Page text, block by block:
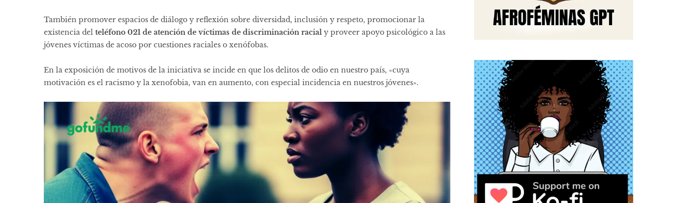
También promover espacios de diálogo y reflexión sobre diversidad, inclusión y respeto, promocionar la
existencia del teléfono 021 de atención de víctimas de discriminación racial y proveer apoyo psicológico a las
jóvenes víctimas de acoso por cuestiones raciales o xenófobas.
En la exposición de motivos de la iniciativa se incide en que los delitos de odio en nuestro país, «cuya
motivación es el racismo y la xenofobia, van en aumento, con especial incidencia en nuestros jóvenes».